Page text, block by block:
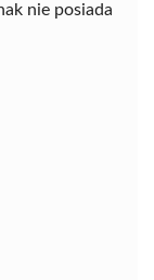
nie posiada